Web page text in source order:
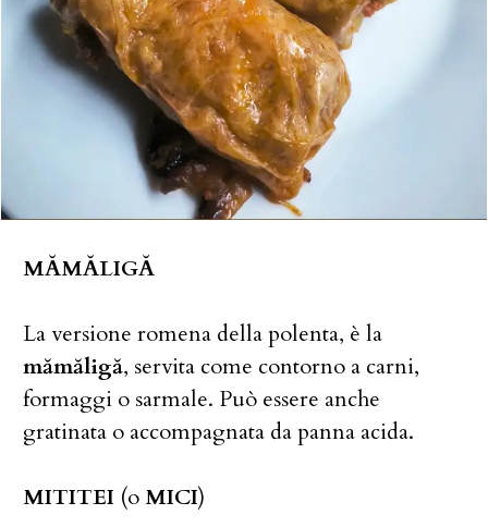
MĂMĂLIGĂ
La versione romena della polenta, è la
mămăligă, servita come contorno a carni,
formaggi o sarmale. Può essere anche
gratinata o accompagnata da panna acida.
MITITEI (oMICI)